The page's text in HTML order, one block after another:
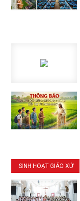
SINH HOẠT GIÁO XỨ